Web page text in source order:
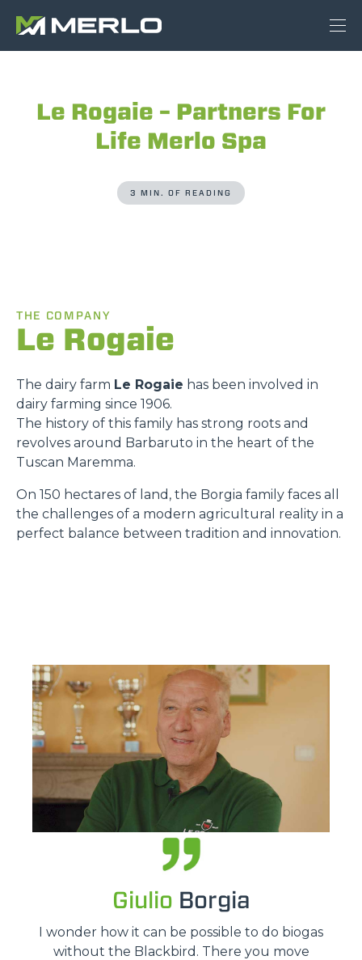
Le Rogaie – Partners For
Life Merlo Spa
3 MIN. OF READING
THE COMPANY
Le Rogaie
The dairy farm Le Rogaie has been involved in
dairy farming since 1906.
The history of this family has strong roots and
revolves around Barbaruto in the heart of the
Tuscan Maremma.
On 150 hectares of land, the Borgia family faces all
the challenges of a modern agricultural reality in a
perfect balance between tradition and innovation.
Giulio Borgia
I wonder how it can be possible to do biogas
without the Blackbird. There you move